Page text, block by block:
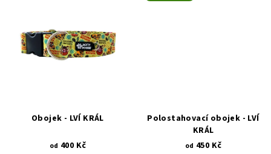
Obojek - LVÍ KRÁL
od 400 Kč
Polostahovací obojek - LVÍ
KRÁL
od 450 Kč